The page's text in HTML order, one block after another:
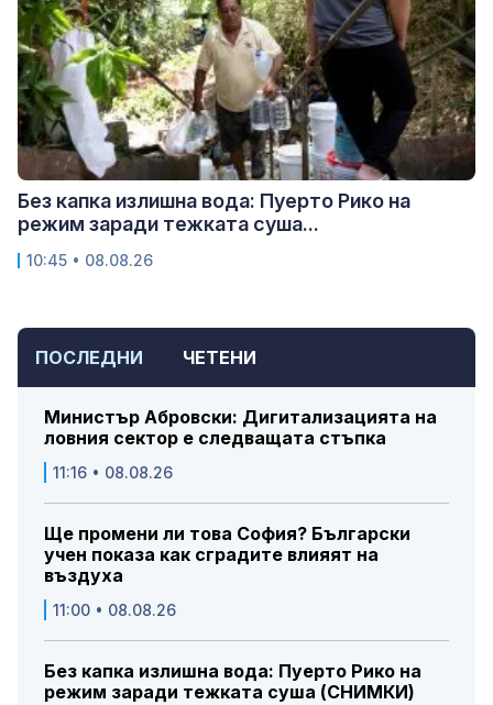
ПОСЛЕДНИ ЧЕТЕНИ
Министър Абровски: Дигитализацията на
ловния сектор е следващата стъпка
11:16 • 08.08.26
Ще промени ли това София? Български
учен показа как сградите влияят на
въздуха
11:00 • 08.08.26
Без капка излишна вода: Пуерто Рико на
режим заради тежката суша (СНИМКИ)
Без капка излишна вода: Пуерто Рико на
режим заради тежката суша...
10:45 • 08.08.26